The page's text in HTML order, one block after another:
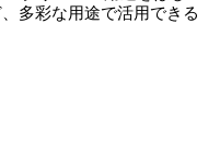
多彩な用途で活用できる